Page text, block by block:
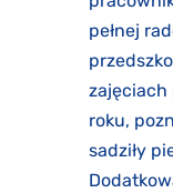
pełnej
zajęciach
roku,
sadziły